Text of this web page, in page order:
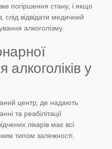
погіршення стану, і якщо
слід відвідати медичний
алкоголізму.
алкоголіків у
центр, де надають
та реабілітації
лікарів має всі
типом залежності.